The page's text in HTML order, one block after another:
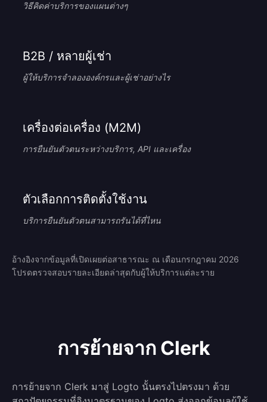
วิธีคิดค่าบริการของแผนต่างๆ
B2B / หลายผู้เช่า
ผู้ให้บริการจำลององค์กรและผู้เช่าอย่างไร
เครื่องต่อเครื่อง (M2M)
การยืนยันตัวตนระหว่างบริการ, API และเครื่อง
ตัวเลือกการติดตั้งใช้งาน
บริการยืนยันตัวตนสามารถรันได้ที่ไหน
อ้างอิงจากข้อมูลที่เปิดเผยต่อสาธารณะ ณ เดือนกรกฎาคม 2026
โปรดตรวจสอบรายละเอียดล่าสุดกับผู้ให้บริการแต่ละราย
การย้ายจาก Clerk
การย้ายจาก Clerk มาสู่ Logto นั้นตรงไปตรงมา ด้วย